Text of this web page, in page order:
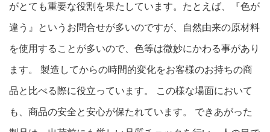
がとても重要な役割を果たしています。たとえば、『色が
違う』というお問合せが多いのですが、自然由来の原材料
を使用することが多いので、色等は微妙にかわる事があり
ます。 製造してからの時間的変化をお客様のお持ちの商
品と比べる際に役立っています。 この様な場面において
も、商品の安全と安心が保たれています。 できあがった